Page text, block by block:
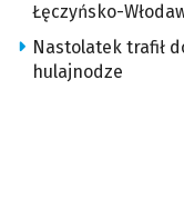
Łęczyńsko-
Nastolatek trafił
hulajnodze